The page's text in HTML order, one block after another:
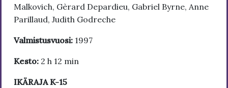
Malkovich, Gèrard Depardieu, Gabriel Byrne, Anne
Parillaud, Judith Godreche
Valmistusvuosi: 1997
Kesto: 2 h 12 min
IKÄRAJA K-15